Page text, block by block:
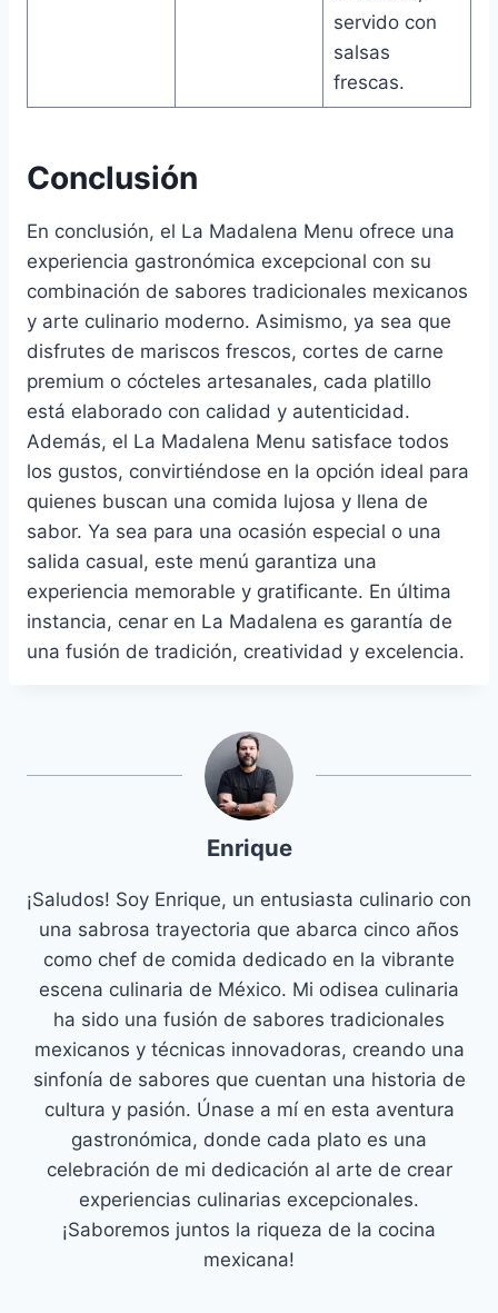
servido con
salsas
frescas.
Conclusión
En conclusión, el La Madalena Menu ofrece una
experiencia gastronómica excepcional con su
combinación de sabores tradicionales mexicanos
y arte culinario moderno. Asimismo, ya sea que
disfrutes de mariscos frescos, cortes de carne
premium o cócteles artesanales, cada platillo
está elaborado con calidad y autenticidad.
Además, el La Madalena Menu satisface todos
los gustos, convirtiéndose en la opción ideal para
quienes buscan una comida lujosa y llena de
sabor. Ya sea para una ocasión especial o una
salida casual, este menú garantiza una
experiencia memorable y gratificante. En última
instancia, cenar en La Madalena es garantía de
una fusión de tradición, creatividad y excelencia.
Enrique
¡Saludos! Soy Enrique, un entusiasta culinario con
una sabrosa trayectoria que abarca cinco años
como chef de comida dedicado en la vibrante
escena culinaria de México. Mi odisea culinaria
ha sido una fusión de sabores tradicionales
mexicanos y técnicas innovadoras, creando una
sinfonía de sabores que cuentan una historia de
cultura y pasión. Únase a mí en esta aventura
gastronómica, donde cada plato es una
celebración de mi dedicación al arte de crear
experiencias culinarias excepcionales.
¡Saboremos juntos la riqueza de la cocina
mexicana!